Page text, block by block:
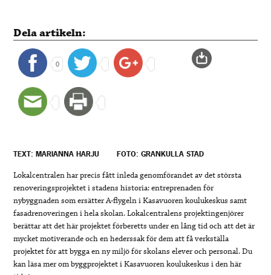
Dela artikeln:
0
TEXT: MARIANNA HARJU FOTO: GRANKULLA STAD
Lokalcentralen har precis fått inleda genomförandet av det största
renoveringsprojektet i stadens historia: entreprenaden för
nybyggnaden som ersätter A-flygeln i Kasavuoren koulukeskus samt
fasadrenoveringen i hela skolan. Lokalcentralens projektingenjörer
berättar att det här projektet förberetts under en lång tid och att det är
mycket motiverande och en hederssak för dem att få verkställa
projektet för att bygga en ny miljö för skolans elever och personal. Du
kan läsa mer om byggprojektet i Kasavuoren koulukeskus i den här